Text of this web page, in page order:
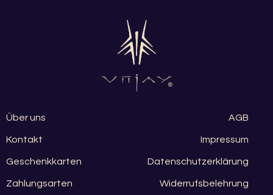
Über uns
Kontakt
Geschenkkarten
Zahlungsarten
AGB
Impressum
Datenschutzerklärung
Widerrufsbelehrung